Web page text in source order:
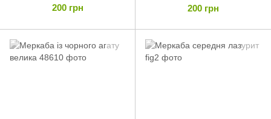
200 грн 200 грн